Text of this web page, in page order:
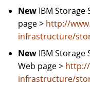
New IBM Storage
page > http://
infrastructure/
New IBM Storage
Web page >
infrastructure/